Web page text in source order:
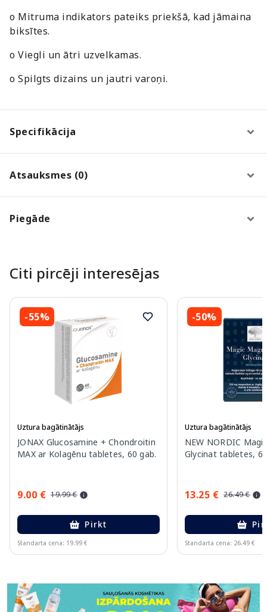
o Mitruma indikators pateiks priekšā, kad jāmaina
biksītes.
o Viegli un ātri uzvelkamas.
o Spilgts dizains un jautri varoņi.
Specifikācija
Atsauksmes (0)
Piegāde
Citi pircēji interesējas
-55%
Uztura bagātinātājs
JONAX Glucosamine + Chondroitin
MAX ar Kolagēnu tabletes, 60 gab.
9.00 € 19.99 €
Pirkt
Standarta cena: 19.99 €
-50%
Uztura bagātinātājs
NEW NORDIC
Glycinat tabletes,
13.25 € 26.49 €
Standarta cena: 26.49 €